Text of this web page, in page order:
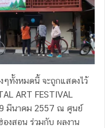
ๆทั้งหมดนี้ จะถูกแสดงไว้
ART FESTIVAL
มีนาคม 2557 ณ ศูนย์
งสอน ร่วมกับ ผลงาน